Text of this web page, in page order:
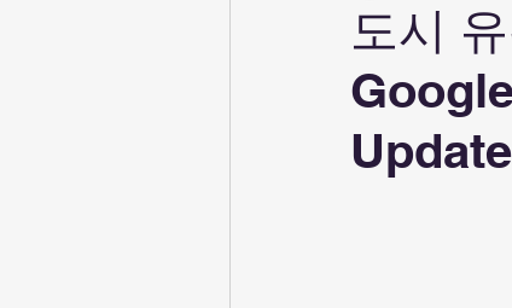
도시
Update